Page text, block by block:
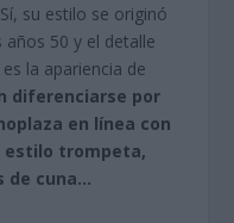
su estilo se originó
50 y el detalle
la apariencia de
diferenciarse por
en línea con
estilo trompeta,
de cuna…